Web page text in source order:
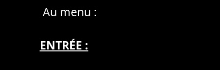
Au menu :
ENTRÉE :